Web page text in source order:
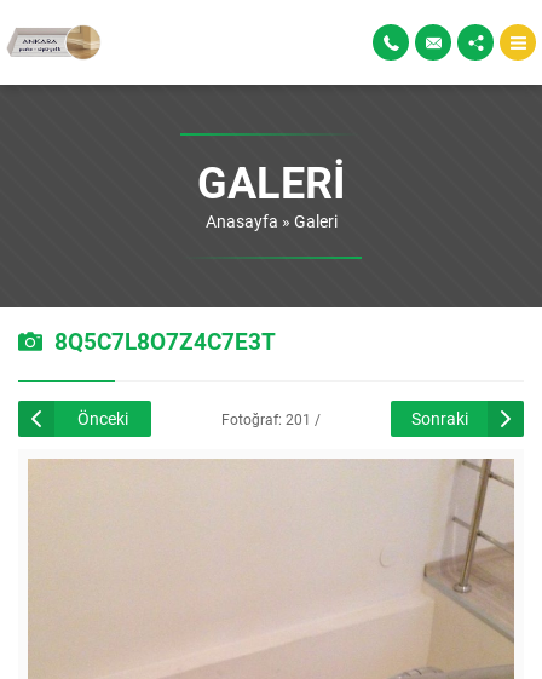
GALERI
Anasayfa » Galeri
8Q5C7L8O7Z4C7E3T
Önceki
Fotoğraf: 201 /
226
Sonraki